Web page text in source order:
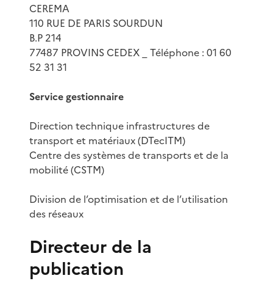
CEREMA
110 RUE DE PARIS SOURDUN
B.P 214
77487 PROVINS CEDEX _ Téléphone : 01 60
52 31 31
Service gestionnaire
Direction technique infrastructures de
transport et matériaux (DTecITM)
Centre des systèmes de transports et de la
mobilité (CSTM)
Division de l’optimisation et de l’utilisation
des réseaux
Directeur de la
publication